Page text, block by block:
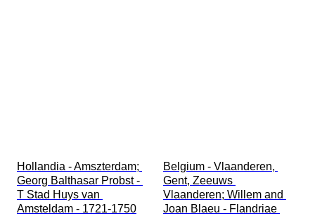
Hollandia - Amszterdam;
Georg Balthasar Probst -
T Stad Huys van
Amsteldam - 1721-1750
Belgium - Vlaanderen,
Gent, Zeeuws
Vlaanderen; Willem and
Joan Blaeu - Flandriae